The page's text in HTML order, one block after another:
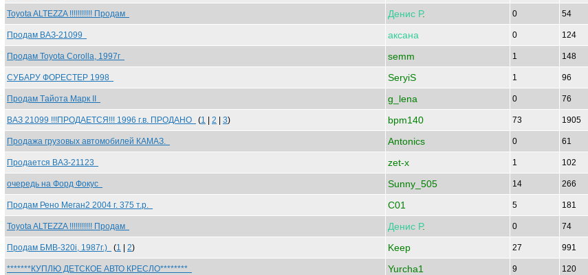
Toyota ALTEZZA !!!!!!!!!!! Продам Денис Р. 0 54
Продам ВАЗ-21099 аксана 0 124
Продам Toyota Corolla, 1997г semm 1 148
СУБАРУ ФОРЕСТЕР 1998 SeryiS 1 96
Продам Tайота Марк II g_lena 0 76
ВАЗ 21099 !!!ПРОДАЕТСЯ!!! 1996 г.в. ПРОДАНО (1 2 3) bpm140 73 1905
Продажа грузовых автомобилей КАМАЗ. Antonics 0 61
Продается ВАЗ-21123 zet-x 1 102
очередь на Форд Фокус Sunny_505 14 266
Продам Рено Меган2 2004 г. 375 т.р. C01 5 181
Toyota ALTEZZA !!!!!!!!!!! Продам Денис Р. 0 74
Продам БМВ-320i, 1987г.) (1 2) Keep 27 991
*******КУПЛЮ ДЕТСКОЕ АВТО КРЕСЛО******** Yurcha1 9 120